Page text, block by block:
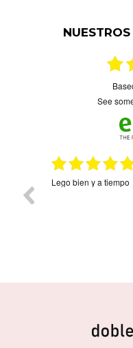
see
Lego bien y a tiempo